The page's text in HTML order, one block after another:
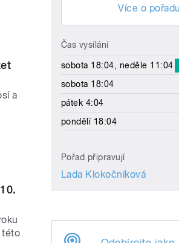
a
této
Více o pořadu
Čas vysílání
sobota 18:04, neděle 11:04
sobota 18:04
pátek 4:04
pondělí 18:04
Pořad připravují
Lada Klokočníková